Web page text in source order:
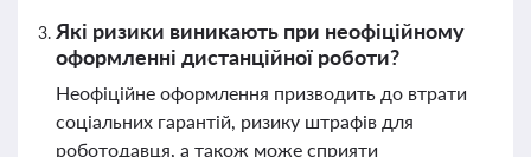
Які ризики виникають при неофіційному
оформленні дистанційної роботи?
Неофіційне оформлення призводить до втрати
соціальних гарантій, ризику штрафів для
роботодавця, а також може сприяти